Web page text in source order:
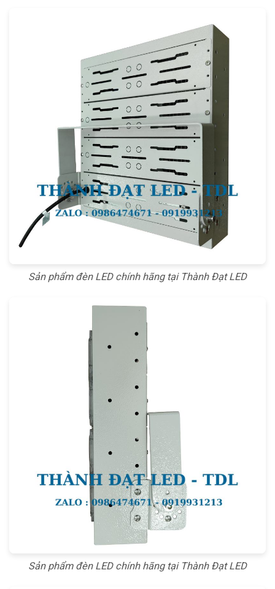
Sản phẩm đèn LED chính hãng tại Thành Đạt LED
Sản phẩm đèn LED chính hãng tại Thành Đạt LED